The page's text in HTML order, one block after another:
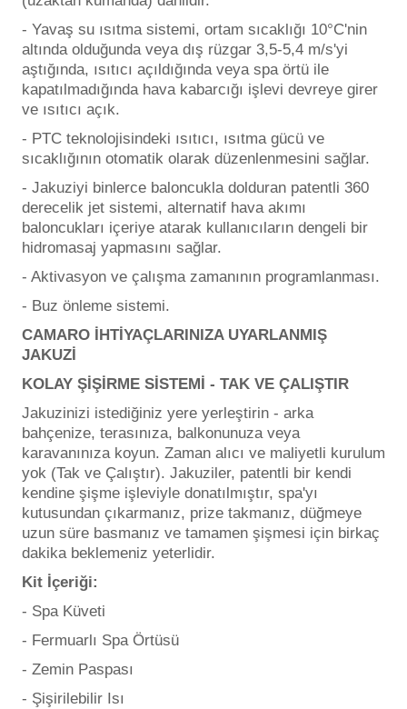
- Yavaş su ısıtma sistemi, ortam sıcaklığı 10°C'nin
altında olduğunda veya dış rüzgar 3,5-5,4 m/s'yi
aştığında, ısıtıcı açıldığında veya spa örtü ile
kapatılmadığında hava kabarcığı işlevi devreye girer
ve ısıtıcı açık.
- PTC teknolojisindeki ısıtıcı, ısıtma gücü ve
sıcaklığının otomatik olarak düzenlenmesini sağlar.
- Jakuziyi binlerce baloncukla dolduran patentli 360
derecelik jet sistemi, alternatif hava akımı
baloncukları içeriye atarak kullanıcıların dengeli bir
hidromasaj yapmasını sağlar.
- Aktivasyon ve çalışma zamanının programlanması.
- Buz önleme sistemi.
CAMARO İHTİYAÇLARINIZA UYARLANMIŞ
JAKUZİ
KOLAY ŞİŞİRME SİSTEMİ - TAK VE ÇALIŞTIR
Jakuzinizi istediğiniz yere yerleştirin - arka
bahçenize, terasınıza, balkonunuza veya
karavanınıza koyun. Zaman alıcı ve maliyetli kurulum
yok (Tak ve Çalıştır). Jakuziler, patentli bir kendi
kendine şişme işleviyle donatılmıştır, spa'yı
kutusundan çıkarmanız, prize takmanız, düğmeye
uzun süre basmanız ve tamamen şişmesi için birkaç
dakika beklemeniz yeterlidir.
Kit İçeriği:
- Spa Küveti
- Fermuarlı Spa Örtüsü
- Zemin Paspası
- Şişirilebilir Isı